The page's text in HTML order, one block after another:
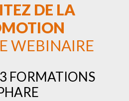
DE LA
WEBINAIRE
FORMATIONS